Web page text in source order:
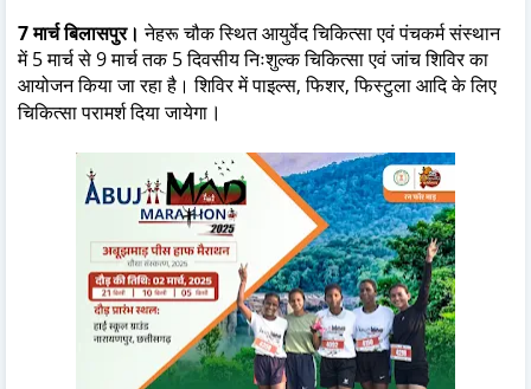
7मार्च बिलासपुर।नेहरू चौक स्थित आयुर्वेद चिकित्सा एवं पंचकर्म संस्थान
में 5 मार्च से 9 मार्च तक 5 दिवसीय निःशुल्क चिकित्सा एवं जांच शिविर का
आयोजन किया जा रहा है। शिविर में पाइल्स, फिशर, फिस्टुला आदि के लिए
चिकित्सा परामर्श दिया जायेगा ।